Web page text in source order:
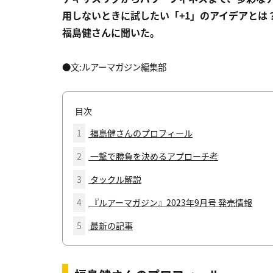
用しないときに試したい「+1」のアイデアと
福島健さんに聞いた。
●文:ルアーマガジン編集部
目次
1
福島健さんのプロフィール
2
一撃で勝負を決めるアプローチ考
3
タックル解説
4
『ルアーマガジン』2023年9月号 発売情報
5
最新の記事